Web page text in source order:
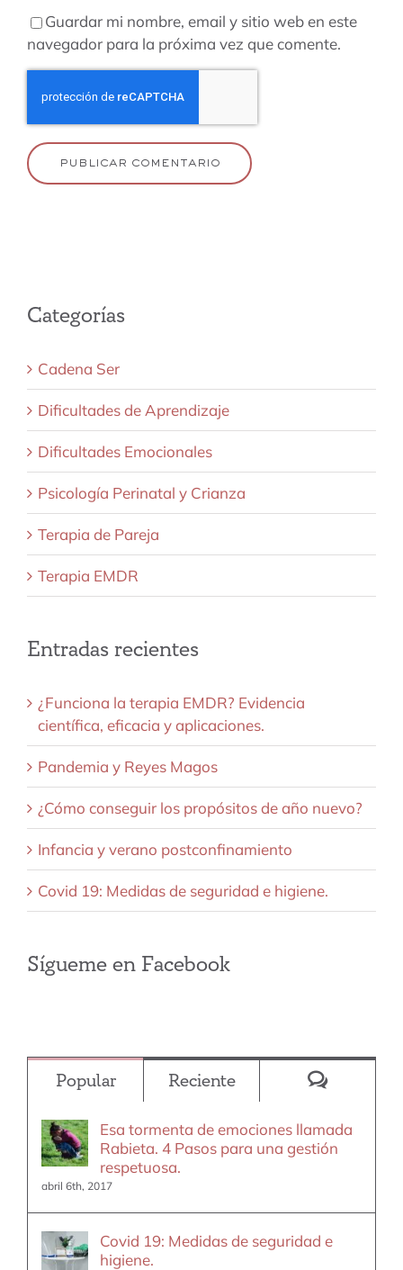
Guardar mi nombre, email y sitio web en este
navegador para la próxima vez que comente.
Categorías
Cadena Ser
Dificultades de Aprendizaje
Dificultades Emocionales
Psicología Perinatal y Crianza
Terapia de Pareja
Terapia EMDR
Entradas recientes
¿Funciona la terapia EMDR? Evidencia
científica, eficacia y aplicaciones.
Pandemia y Reyes Magos
¿Cómo conseguir los propósitos de año nuevo?
Infancia y verano postconfinamiento
Covid 19: Medidas de seguridad e higiene.
Sígueme en Facebook
Popular Reciente
Esa tormenta de emociones llamada
Rabieta. 4 Pasos para una gestión
respetuosa.
abril 6th, 2017
Covid 19: Medidas de seguridad e
higiene.